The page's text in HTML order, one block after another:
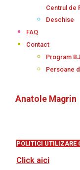
Centrul de
Deschise
FAQ
Contact
Program
Persoane
Anatole Magrin
POLITICI UTILIZARE
Click aici